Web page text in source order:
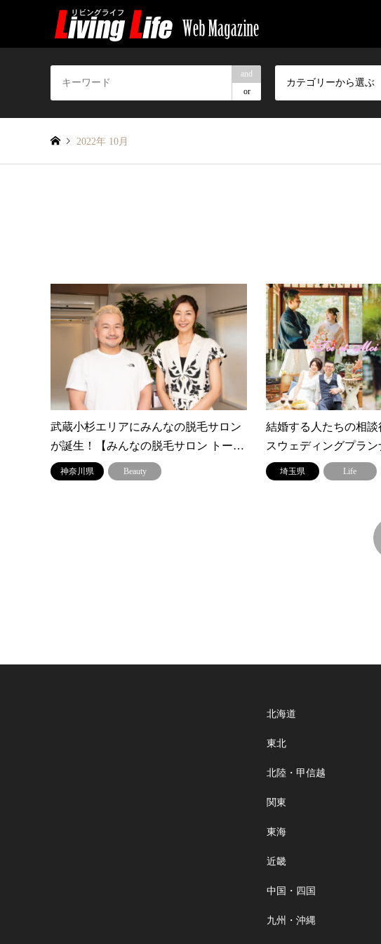
and
or
カテゴリーから選ぶ
2022年 10月
武蔵小杉エリアにみんなの脱毛サロン
が誕生！【みんなの脱毛サロン トー…
神奈川県 Beauty
結婚する人たちの相
スウェディングプラ
埼玉県 Life
北海道
東北
北陸・甲信越
関東
東海
近畿
中国・四国
九州・沖縄